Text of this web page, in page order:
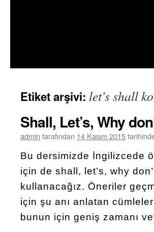
Etiket arşivi: let’s shall
Shall, Let’s, Why
admin tarafından 14 Kasım 2015
Bu dersimizde İngilizcede
için de shall, let’s, why
kullanacağız. Öneriler
için şu anı anlatan
bunun için geniş zamanı